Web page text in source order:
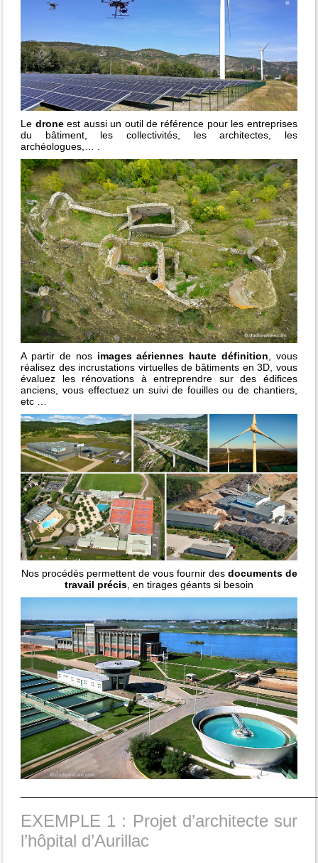
Le droneest aussi un outil de référence pour les entreprises
du bâtiment, les collectivités, les architectes, les
archéologues,… .
A partir de nos images aériennes haute définition, vous
réalisez des incrustations virtuelles de bâtiments en 3D, vous
évaluez les rénovations à entreprendre sur des édifices
anciens, vous effectuez un suivi de fouilles ou de chantiers,
etc …
Nos procédés permettent de vous fournir des documents de
travail précis, en tirages géants si besoin
EXEMPLE 1 : Projet d’architecte sur
l’hôpital d’Aurillac